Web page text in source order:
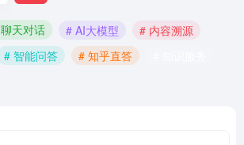
聊天对话 # AI大模型
# 内容溯源
# 智能问答 # 知乎直答